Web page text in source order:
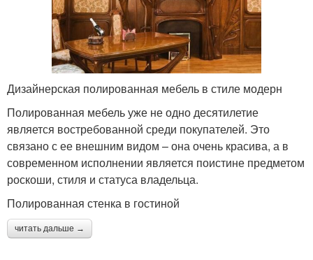
Дизайнерская полированная мебель в стиле модерн
Полированная мебель уже не одно десятилетие
является востребованной среди покупателей. Это
связано с ее внешним видом – она очень красива, а в
современном исполнении является поистине предметом
роскоши, стиля и статуса владельца.
Полированная стенка в гостиной
читать дальше →